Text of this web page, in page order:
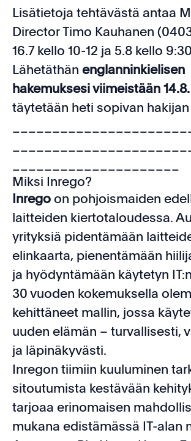
Lisätietoja tehtävästä antaa
Director Timo Kauhanen
16.7 kello 10-12 ja 5.8 kello
Lähetäthän englanninkielisen
hakemuksesi viimeistään 14.8.
täytetään heti sopivan
Miksi Inrego?
Inregoon pohjoismaiden
laitteiden kiertotaloudessa.
yrityksiä pidentämään
elinkaarta, pienentämään
ja hyödyntämään käytetyn
30 vuoden kokemuksella
kehittäneet mallin, jossa
uuden elämän – turvallisesti,
ja läpinäkyvästi.
Inregon tiimiin kuuluminen
sitoutumista kestävään
tarjoaa erinomaisen
mukana edistämässä IT-alan